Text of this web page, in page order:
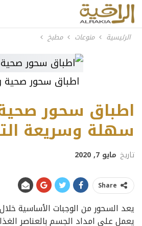
الرئيسية منوعات مطبخ
اطباق سحور صحية
اطباق سحور
سهلة وسريعة
تاريخ مايو 7, 2020
Share
يعد السحور من الوجبات الأساسية
يعمل على امداد الجسم بالعناصر